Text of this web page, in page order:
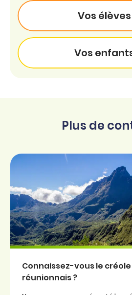
Vos élèves
Vos
Plus de
Connaissez-vous le créole
réunionnais ?